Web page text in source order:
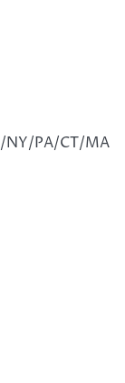
NY/PA/CT/MA